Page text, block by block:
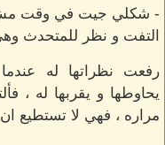
- شكلي جيت في وقت
التفت و نظر للمتحدث
رفعت نظراتها له
يحاوطها و يقربها له ،
مراره ، فهي لا تستطيع